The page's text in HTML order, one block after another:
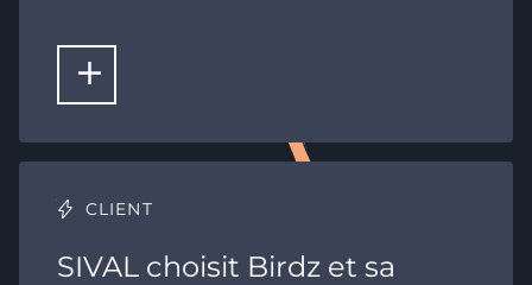
LIRE LA SUITE
CLIENT
SIVAL choisit Birdz et sa